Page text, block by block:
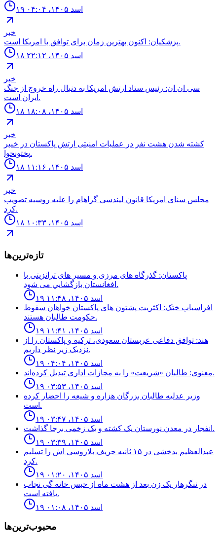
۱۹ اسد ۱۴۰۵، ۰۴:۰۴
خبر
پزشکیان: اکنون بهترین زمان برای توافق با امریکا است.
۱۸ اسد ۱۴۰۵، ۲۲:۱۲
خبر
سى ان ان: رئيس ستاد ارتش امريكا به دنبال راه خروج از جنگ
ايران است.
۱۸ اسد ۱۴۰۵، ۱۸:۰۸
خبر
كشته شدن هشت نفر در عمليات امنيتى ارتش پاكستان در خيبر
پختونخوا.
۱۸ اسد ۱۴۰۵، ۱۱:۱۶
خبر
مجلس سناى امريكا قانون ليندسى گراهام را عليه روسيه تصويب
كرد.
۱۸ اسد ۱۴۰۵، ۱۰:۳۳
تازه‌ترین‌ها
پاكستان: گذرگاه هاى مرزى و مسير هاى ترانزيتى با
افغانستان بازگشايي مى شود.
۱۹ اسد ۱۴۰۵، ۱۱:۴۸
افراسياب ختک: اكثريت پشتون هاى پاكستان خواهان سقوط
حكومت طالبان هستند.
۱۹ اسد ۱۴۰۵، ۱۱:۴۱
هند: توافق دفاعی عربستان سعودی، ترکیه و پاکستان را از
نزدیک زیر نظر داریم.
۱۹ اسد ۱۴۰۵، ۰۴:۰۴
معنوی: طالبان «شریعت» را به مجازات اداری تبدیل کرده‌اند.
۱۹ اسد ۱۴۰۵، ۰۳:۵۳
وزیر عدلیه طالبان بزرگان هزاره و شیعه را احضار کرده
است.
۱۹ اسد ۱۴۰۵، ۰۳:۴۷
انفجار در معدن نورستان يک كشته و یک زخمى برجا گذاشت.
۱۹ اسد ۱۴۰۵، ۰۳:۳۹
عبدالعظيم بدخشى در ١۵ ثانيه حريف بلاروسى اش را تسليم
كرد.
۱۹ اسد ۱۴۰۵، ۰۱:۲۰
در ننگرهار یک زن بعد از هشت ماه از حبس خانه گی نجاب
یافته است.
۱۹ اسد ۱۴۰۵، ۰۱:۰۸
محبوب‌ترین‌ها